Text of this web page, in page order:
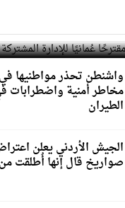
عُمانيًا للإدارة
واشنطن تحذر مواطنيها
مخاطر أمنية واضطرابات
الطيران
صواريخ قال إنها أُطلقت